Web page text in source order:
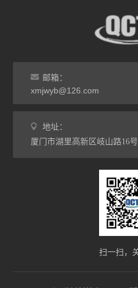
邮箱：
xmjwyb@126.com
地址：
厦门市湖里高新区岐山路16
扫一扫，